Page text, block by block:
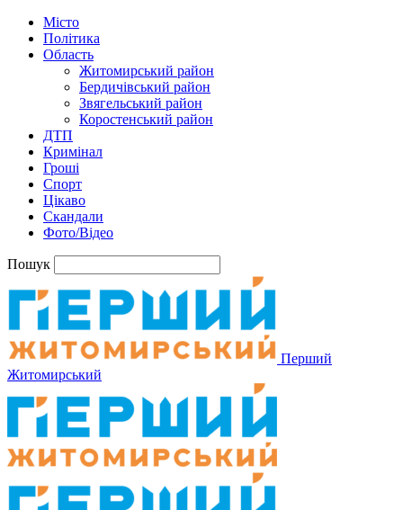
Місто
Політика
Область
Житомирський район
Бердичівський район
Звягельський район
Коростенський район
ДТП
Кримінал
Гроші
Спорт
Цікаво
Скандали
Фото/Відео
Пошук
Перший
Житомирський